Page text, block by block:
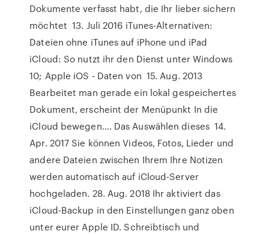
Dokumente verfasst habt, die Ihr lieber sichern
möchtet 13. Juli 2016 iTunes-Alternativen:
Dateien ohne iTunes auf iPhone und iPad
iCloud: So nutzt ihr den Dienst unter Windows
10; Apple iOS - Daten von 15. Aug. 2013
Bearbeitet man gerade ein lokal gespeichertes
Dokument, erscheint der Menüpunkt In die
iCloud bewegen…. Das Auswählen dieses 14.
Apr. 2017 Sie können Videos, Fotos, Lieder und
andere Dateien zwischen Ihrem Ihre Notizen
werden automatisch auf iCloud-Server
hochgeladen. 28. Aug. 2018 Ihr aktiviert das
iCloud-Backup in den Einstellungen ganz oben
unter eurer Apple ID. Schreibtisch und